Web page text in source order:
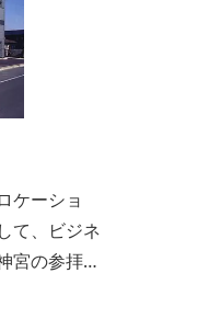
ケーショ
て、ビジネ
宮の参拝
光にも最